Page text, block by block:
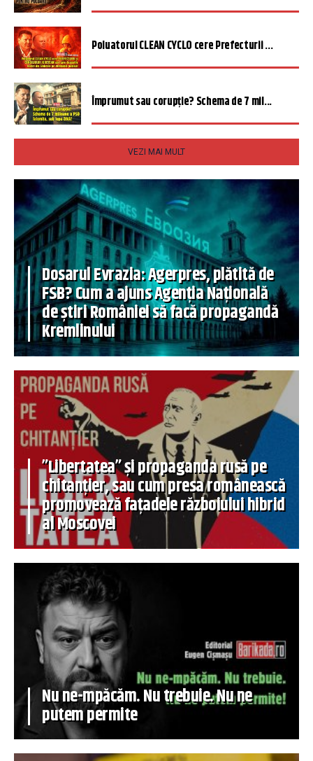
Poluatorul CLEAN CYCLO cere Prefecturii ...
Împrumut sau corupție? Schema de 7 mil...
VEZI MAI MULT
Dosarul Evrazia: Agerpres, plătită de
FSB? Cum a ajuns Agenția Națională
de știri României să facă propagandă
Kremlinului
”Libertatea” și propaganda rusă pe
chitanțier, sau cum presa românească
promovează fațadele războiului hibrid
al Moscovei
Nu ne-mpăcăm. Nu trebuie. Nu ne
putem permite